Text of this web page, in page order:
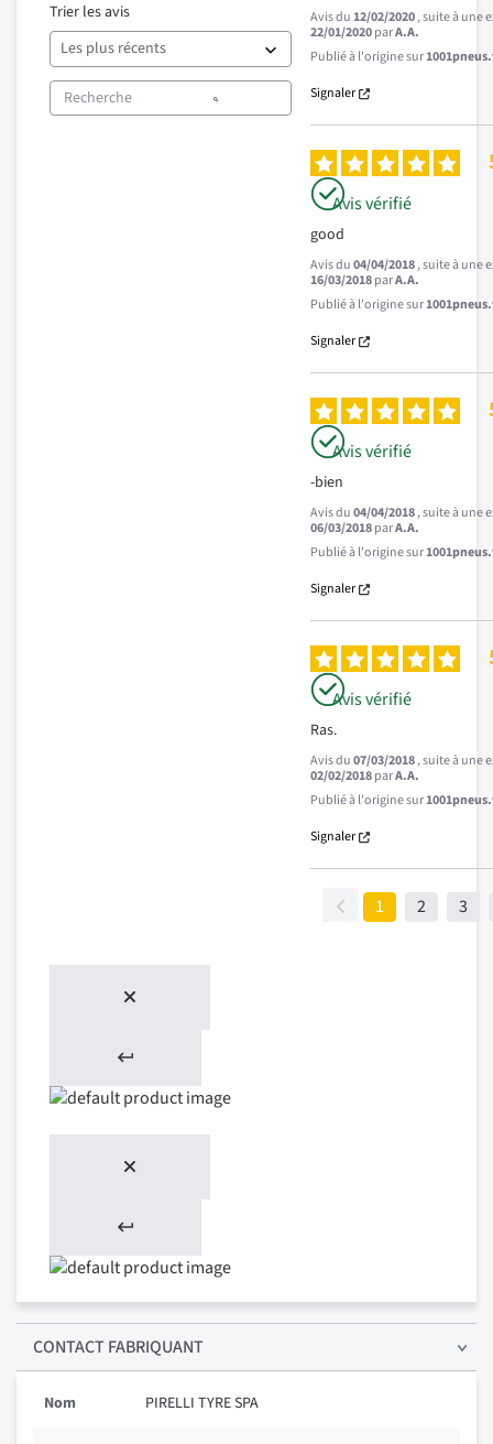
Trier les avis Avis du12/02/2020, suite à une
22/01/2020parA.A.
Publié à l'origine sur
Signaler
Avis vérifié
good
Avis du04/04/2018, suite à une
16/03/2018parA.A.
Publié à l'origine sur
Signaler
Avis vérifié
-bien
Avis du04/04/2018, suite à une
06/03/2018parA.A.
Publié à l'origine sur
Signaler
Avis vérifié
Ras.
Avis du07/03/2018, suite à une
02/02/2018parA.A.
Publié à l'origine sur
Signaler
1 2 3
CONTACT FABRIQUANT
Nom PIRELLI TYRE SPA